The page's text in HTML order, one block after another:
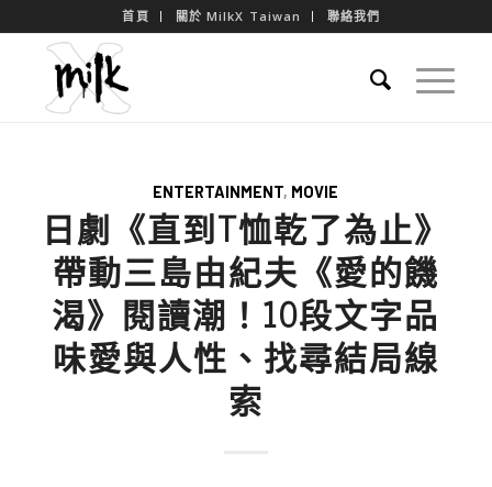
首頁 關於 MilkX Taiwan 聯絡我們
ENTERTAINMENT, MOVIE
日劇《直到T恤乾了為止》
帶動三島由紀夫《愛的饑
渴》閱讀潮！10段文字品
味愛與人性、找尋結局線
索